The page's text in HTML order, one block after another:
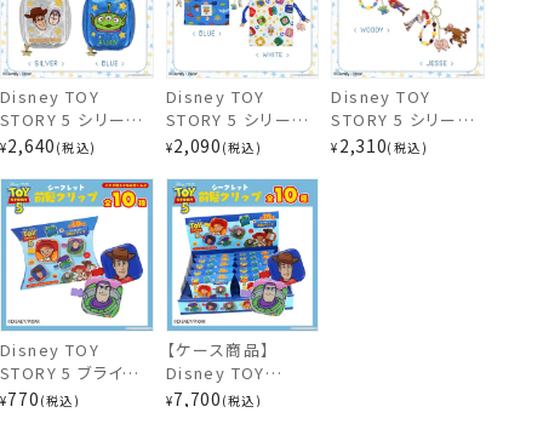
カラビナ付きミニポーチ
Disney TOY
STORY 5 シリーズ
カラビナ付きミニポ
BLUE ＞ トイ・スト
ーリー ディズニー
粧美堂 shobido
¥2,640 税込
Disney TOY
STORY 5 シリーズ
巾着ポーチ ＜
トイ・ストーリー デ
ィズニー 粧美堂
shobido
¥2,090 税込
Disney TOY
STORY 5 シリーズ
キーホルダー ＜
¥ 2,310 税込
Disney TOY
STORY 5 ブラインド
コスメシリーズ 前髪
¥770 税込
【ケース商品】
Disney TOY
STORY 5 ブラインド
¥7,700 税込